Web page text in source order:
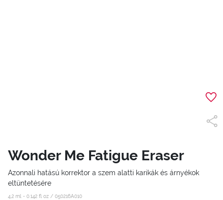
Wonder Me Fatigue Eraser
Azonnali hatású korrektor a szem alatti karikák és árnyékok
eltüntetésére
4,2 ml - 0.142 fl oz / 050216A010